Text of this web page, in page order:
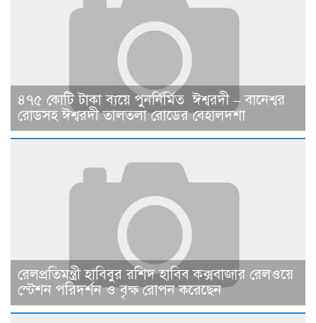
৪৭৫ কোটি টাকা ব্যয়ে পুনর্নির্মিত ঈশ্বরদী – বানেশ্বর
রোডসহ ঈশ্বরদী তালতলা রোডের বেহালদশা
রেলপ্রতিমন্ত্রী হাবিবুর রশিদ হাবিব কক্সবাজার রেলওয়ে
স্টেশন পরিদর্শন ও বৃক্ষ রোপন করেছেন